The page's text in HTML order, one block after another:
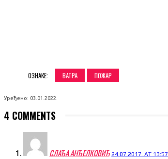
ОЗНАКЕ: ВАТРА ПОЖАР
Уређено: 03.01.2022.
4 COMMENTS
СЛАЂА АНЂЕЛКОВИЋ 24.07.2017. AT 13:57